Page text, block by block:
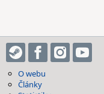
O webu
Články